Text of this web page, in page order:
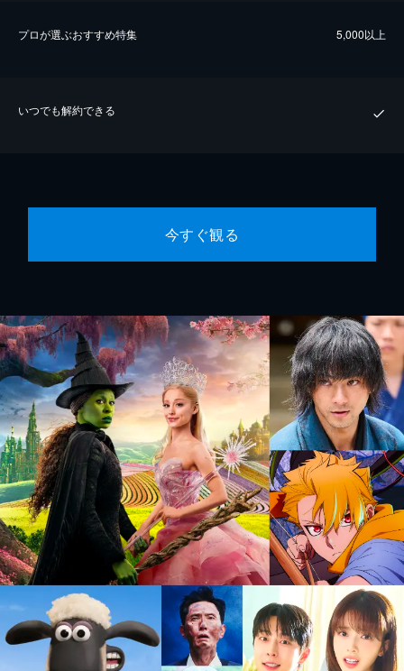
プロが選ぶおすすめ特集 5,000以上
いつでも解約できる
今すぐ観る